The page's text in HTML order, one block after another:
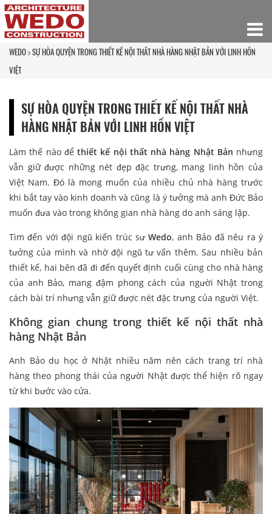
WEDO SỰ HÒA QUYỆN TRONG THIẾT KẾ NỘI THẤT NHÀ HÀNG NHẬT BẢN VỚI LINH HỒN
VIỆT
SỰ HÒA QUYỆN TRONG THIẾT KẾ NỘI THẤT NHÀ
HÀNG NHẬT BẢN VỚI LINH HỒN VIỆT
Làm thế nào để thiết kế nội thất nhà hàng Nhật Bản nhưng
vẫn giữ được những nét đẹp đặc trưng, mang linh hồn của
Việt Nam. Đó là mong muốn của nhiều chủ nhà hàng trước
khi bắt tay vào kinh doanh và cũng là ý tưởng mà anh Đức Bảo
muốn đưa vào trong không gian nhà hàng do anh sáng lập.
Tìm đến với đội ngũ kiến trúc sưWedo, anh Bảo đã nêu ra ý
tưởng của mình và nhờ đội ngũ tư vấn thêm. Sau nhiều bản
thiết kế, hai bên đã đi đến quyết định cuối cùng cho nhà hàng
của anh Bảo, mang đậm phong cách của người Nhật trong
cách bài trí nhưng vẫn giữ được nét đặc trưng của người Việt.
Không gian chung trong thiết kế nội thất nhà
hàng Nhật Bản
Anh Bảo du học ở Nhật nhiều năm nên cách trang trí nhà
hàng theo phong thái của người Nhật được thể hiện rõ ngay
từ khi bước vào cửa.